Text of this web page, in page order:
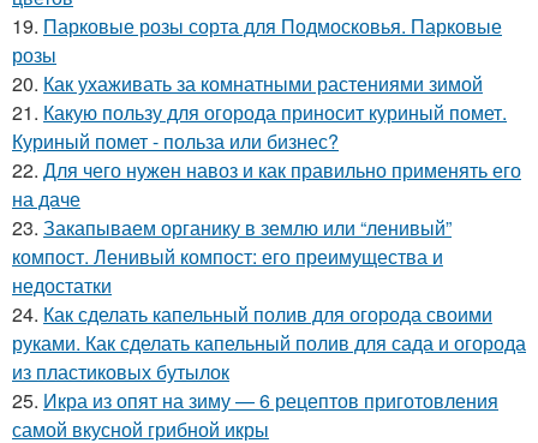
19. Парковые розы сорта для Подмосковья. Парковые
розы
20. Как ухаживать за комнатными растениями зимой
21. Какую пользу для огорода приносит куриный помет.
Куриный помет - польза или бизнес?
22. Для чего нужен навоз и как правильно применять его
на даче
23. Закапываем органику в землю или “ленивый”
компост. Ленивый компост: его преимущества и
недостатки
24. Как сделать капельный полив для огорода своими
руками. Как сделать капельный полив для сада и огорода
из пластиковых бутылок
25. Икра из опят на зиму — 6 рецептов приготовления
самой вкусной грибной икры